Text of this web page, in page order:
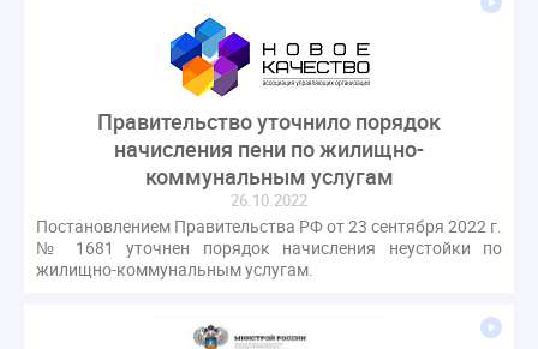
статистика
судебная практика
техническая документация
требования УК
умный дом
экспертный совет
энергосервис
Правительство уточнило порядок
начисления пени по жилищно-
коммунальным услугам
26.10.2022
Постановлением Правительства РФ от 23 сентября 2022 г.
№ 1681 уточнен порядок начисления неустойки по
жилищно-коммунальным услугам.